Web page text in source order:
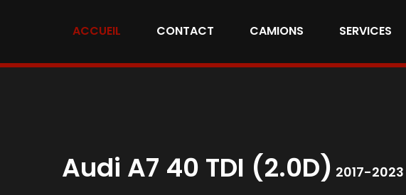
ACCUEIL CONTACT CAMIONS SERVICES
Audi A7 40 TDI (2.0D) 2017-